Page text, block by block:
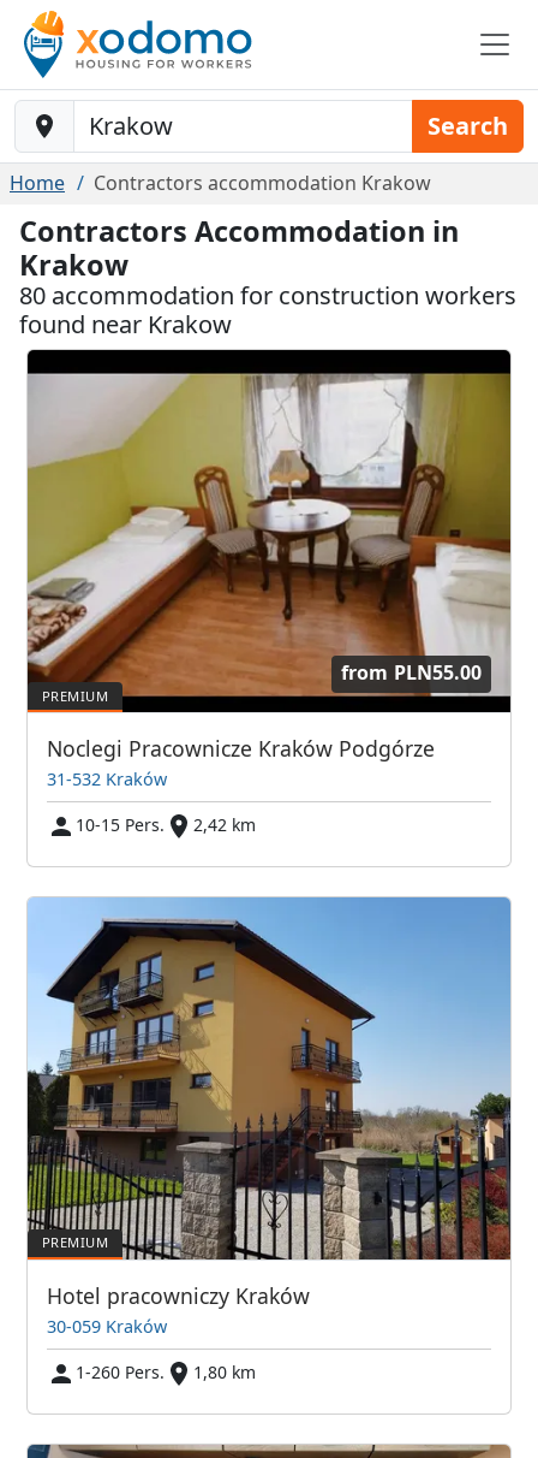
Baustelle-Location Search
Home Contractors accommodation Krakow
Contractors Accommodation in
Krakow
80 accommodation for construction workers
found near Krakow
from PLN55.00
Noclegi Pracownicze Kraków Podgórze
31-532 Kraków
10-15 Pers.
2,42 km
Hotel pracowniczy Kraków
30-059 Kraków
1-260 Pers.
1,80 km